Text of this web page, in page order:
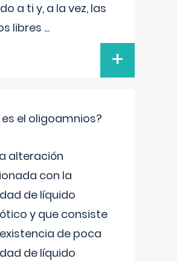
a ti y, a la vez, las
libres ...
+
es el oligoamnios?
alteración
con la
de líquido
y que consiste
de poca
de líquido